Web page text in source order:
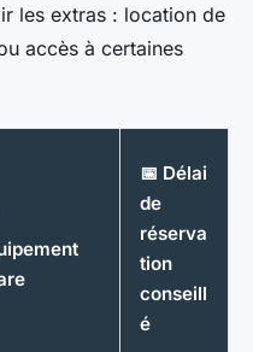
les extras : location de
accès à certaines
📅 Délai
de
réserva
tion
conseill
é